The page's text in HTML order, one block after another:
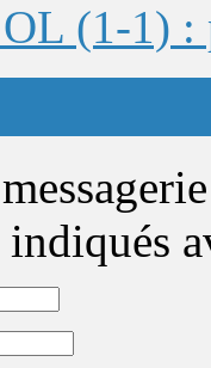
(1-1) :